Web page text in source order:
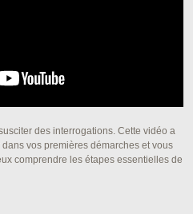
des interrogations. Cette vidéo a
vos premières démarches et vous
comprendre les étapes essentielles de